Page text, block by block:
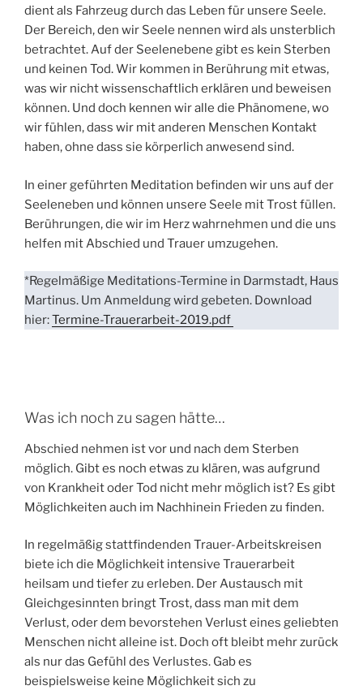
dient als Fahrzeug durch das Leben für unsere Seele.
Der Bereich, den wir Seele nennen wird als unsterblich
betrachtet. Auf der Seelenebene gibt es kein Sterben
und keinen Tod. Wir kommen in Berührung mit etwas,
was wir nicht wissenschaftlich erklären und beweisen
können. Und doch kennen wir alle die Phänomene, wo
wir fühlen, dass wir mit anderen Menschen Kontakt
haben, ohne dass sie körperlich anwesend sind.
In einer geführten Meditation befinden wir uns auf der
Seeleneben und können unsere Seele mit Trost füllen.
Berührungen, die wir im Herz wahrnehmen und die uns
helfen mit Abschied und Trauer umzugehen.
*Regelmäßige Meditations-Termine in Darmstadt, Haus
Martinus. Um Anmeldung wird gebeten. Download
hier:Termine-Trauerarbeit-2019.pdf
Was ich noch zu sagen hätte…
Abschied nehmen ist vor und nach dem Sterben
möglich. Gibt es noch etwas zu klären, was aufgrund
von Krankheit oder Tod nicht mehr möglich ist? Es gibt
Möglichkeiten auch im Nachhinein Frieden zu finden.
In regelmäßig stattfindenden Trauer-Arbeitskreisen
biete ich die Möglichkeit intensive Trauerarbeit
heilsam und tiefer zu erleben. Der Austausch mit
Gleichgesinnten bringt Trost, dass man mit dem
Verlust, oder dem bevorstehen Verlust eines geliebten
Menschen nicht alleine ist. Doch oft bleibt mehr zurück
als nur das Gefühl des Verlustes. Gab es
beispielsweise keine Möglichkeit sich zu